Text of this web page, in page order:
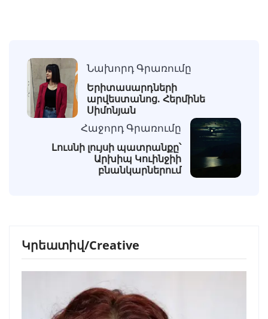
Նախորդ Գրառումը
Երիտասարդների
արվեստանոց. Հերմինե
Սիմոնյան
Հաջորդ Գրառումը
Լուսնի լույսի պատրանքը՝
Արխիպ Կուինջիի
բնանկարներում
Կրեատիվ/Creative